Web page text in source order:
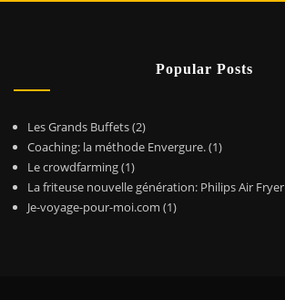
Popular Posts
Les Grands Buffets(2)
Coaching: la méthode Envergure.(1)
Le crowdfarming(1)
La friteuse nouvelle génération: Philips Air Fryer
Je-voyage-pour-moi.com (1)